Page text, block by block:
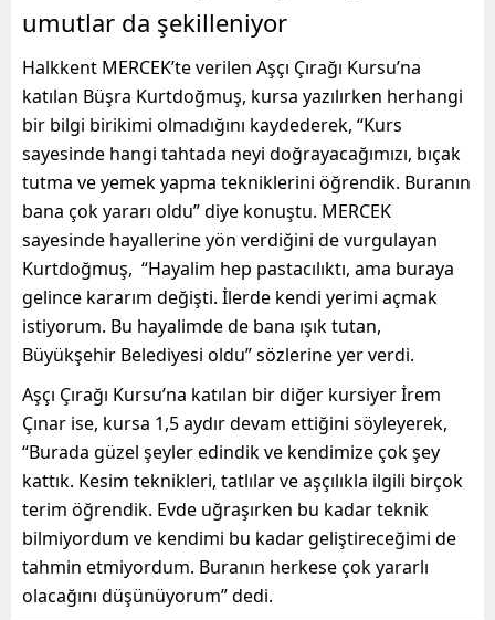
umutlar da şekilleniyor
Halkkent MERCEK’te verilen Aşçı Çırağı Kursu’na
katılan Büşra Kurtdoğmuş, kursa yazılırken herhangi
bir bilgi birikimi olmadığını kaydederek, “Kurs
sayesinde hangi tahtada neyi doğrayacağımızı, bıçak
tutma ve yemek yapma tekniklerini öğrendik. Buranın
bana çok yararı oldu” diye konuştu. MERCEK
sayesinde hayallerine yön verdiğini de vurgulayan
Kurtdoğmuş, “Hayalim hep pastacılıktı, ama buraya
gelince kararım değişti. İlerde kendi yerimi açmak
istiyorum. Bu hayalimde de bana ışık tutan,
Büyükşehir Belediyesi oldu” sözlerine yer verdi.
Aşçı Çırağı Kursu’na katılan bir diğer kursiyer İrem
Çınar ise, kursa 1,5 aydır devam ettiğini söyleyerek,
“Burada güzel şeyler edindik ve kendimize çok şey
kattık. Kesim teknikleri, tatlılar ve aşçılıkla ilgili birçok
terim öğrendik. Evde uğraşırken bu kadar teknik
bilmiyordum ve kendimi bu kadar geliştireceğimi de
tahmin etmiyordum. Buranın herkese çok yararlı
olacağını düşünüyorum” dedi.